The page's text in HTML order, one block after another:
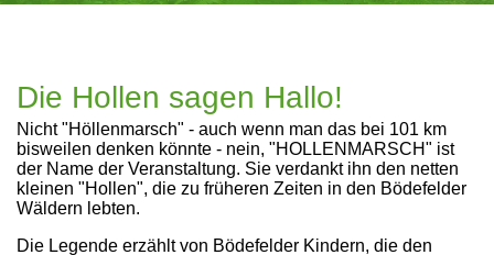
Die Hollen sagen Hallo!
Nicht "Höllenmarsch" - auch wenn man das bei 101 km
bisweilen denken könnte - nein, "HOLLENMARSCH" ist
der Name der Veranstaltung. Sie verdankt ihn den netten
kleinen "Hollen", die zu früheren Zeiten in den Bödefelder
Wäldern lebten.
Die Legende erzählt von Bödefelder Kindern, die den